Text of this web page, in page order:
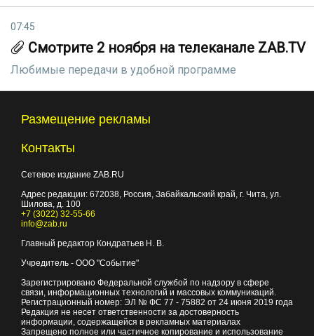
07:45
Смотрите 2 ноября на телеканале ZAB.TV
Любимые передачи в удобной программе
Размещение рекламы
Контакты
Сетевое издание ZAB.RU
Адрес редакции: 672038, Россия, Забайкальский край, г. Чита, ул.
Шилова, д. 100
+7 (3022) 32-55-66
info@zab.ru
Главный редактор Кондратьев Н. В.
Учредитель - ООО "Событие"
Зарегистрировано Федеральной службой по надзору в сфере
связи, информационных технологий и массовых коммуникаций.
Регистрационный номер: ЭЛ № ФС 77 - 75882 от 24 июня 2019 года
Редакция не несет ответственности за достоверность
информации, содержащейся в рекламных материалах
Запрещено полное или частичное копирование и использование